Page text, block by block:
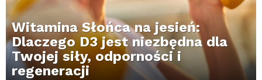
Witamina Słońca na jesień:
Dlaczego D3 jest niezbędna dla
Twojej siły, odporności i
regeneracji